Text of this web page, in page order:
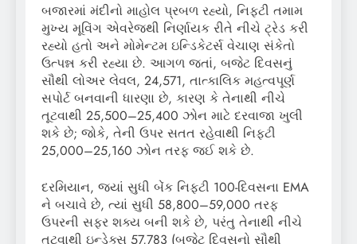
બજારમાં મંદીનો માહોલ પ્રબળ રહ્યો, નિફ્ટી તમામ
મુખ્ય મૂવિંગ એવરેજથી નિર્ણાયક રીતે નીચે ટ્રેડ કરી
રહ્યો હતો અને મોમેન્ટમ ઇન્ડિકેટર્સ વેચાણ સંકેતો
ઉત્પન્ન કરી રહ્યા છે. આગળ જતાં, બજેટ દિવસનું
સૌથી લોઅર લેવલ, 24,571, તાત્કાલિક મહત્વપૂર્ણ
સપોર્ટ બનવાની ધારણા છે, કારણ કે તેનાથી નીચે
તૂટવાથી 25,500–25,400 ઝોન માટે દરવાજા ખુલી
શકે છે; જોકે, તેની ઉપર સતત રહેવાથી નિફ્ટી
25,000–25,160 ઝોન તરફ જઈ શકે છે.
દરમિયાન, જ્યાં સુધી બેંક નિફ્ટી 100-દિવસના EMA
ને બચાવે છે, ત્યાં સુધી 58,800–59,000 તરફ
ઉપરની સફર શક્ય બની શકે છે, પરંતુ તેનાથી નીચે
તૂટવાથી ઇન્ડેક્સ 57,783 (બજેટ દિવસનો સૌથી